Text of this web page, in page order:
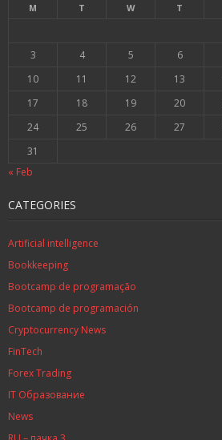
M T W T
3
4 5 6
10
11 12 13
17
18 19 20
24
25 26 27
31
« Feb
CATEGORIES
Artificial intelligence
Bookkeeping
Bootcamp de programação
Bootcamp de programación
Cryptocurrency News
FinTech
Forex Trading
IT Образование
News